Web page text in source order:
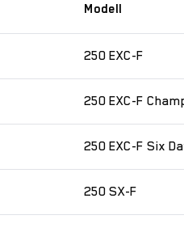
Modell
250 EXC-F
250 EXC-F
250 EXC-F Six
250 SX-F